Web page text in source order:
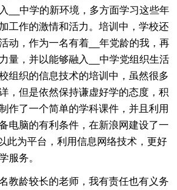
__中学的新环境，多方面学习这些年
工作的激情和活力。培训中，学校还
动，作为一名有着__年党龄的我，再
量，并以能够融入__中学党组织生活
组织的信息技术的培训中，虽然很多
，但是依然保持谦虚好学的态度，积
作了一个简单的学科课件，并且利用
电脑的有利条件，在新浪网建设了一
此为平台，利用信息网络技术，更好
服务。
龄较长的老师，我有责任也有义务